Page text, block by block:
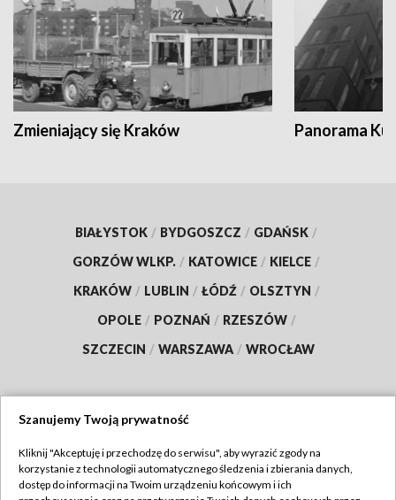
Zmieniający się Kraków Panorama
BIAŁYSTOK / BYDGOSZCZ / GDAŃSK /
GORZÓW WLKP. / KATOWICE / KIELCE /
KRAKÓW / LUBLIN / ŁÓDŹ / OLSZTYN /
OPOLE / POZNAŃ / RZESZÓW /
SZCZECIN / WARSZAWA / WROCŁAW
TVP
Szanujemy Twoją prywatność
Kliknij "Akceptuję i przechodzę do serwisu", aby wyrazić zgody na
korzystanie z technologii automatycznego śledzenia i zbierania danych,
dostęp do informacji na Twoim urządzeniu końcowym i ich